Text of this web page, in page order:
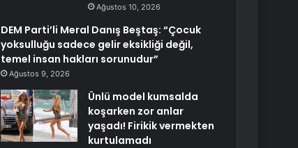
Ağustos 10, 2026
DEM Parti’li Meral Danış Beştaş: “Çocuk
yoksulluğu sadece gelir eksikliği değil,
temel insan hakları sorunudur”
Ağustos 9, 2026
Ünlü model kumsalda
koşarken zor anlar
yaşadı! Firikik vermekten
kurtulamadı